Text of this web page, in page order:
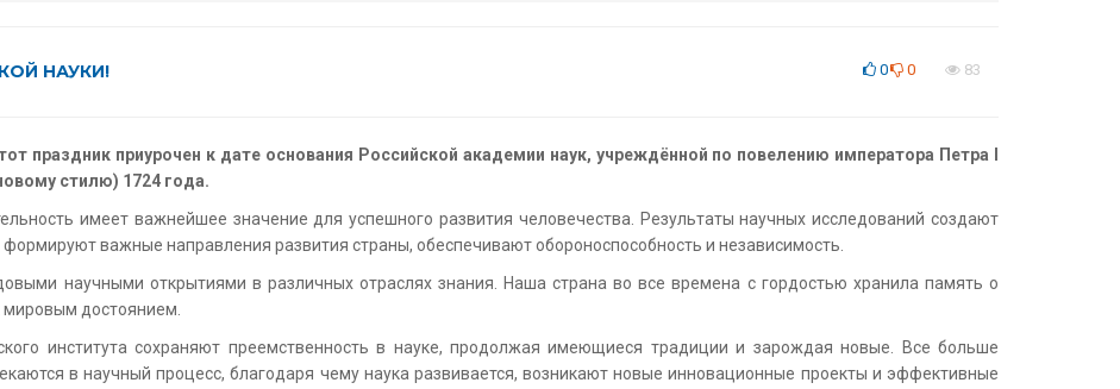
НАУКИ! 0 0 83
праздник приурочен к дате основания Российской академии наук, учреждённой по повелению императора Петра I
стилю) 1724 года.
имеет важнейшее значение для успешного развития человечества. Результаты научных исследований создают
важные направления развития страны, обеспечивают обороноспособность и независимость.
научными открытиями в различных отраслях знания. Наша страна во все времена с гордостью хранила память о
мировым достоянием.
института сохраняют преемственность в науке, продолжая имеющиеся традиции и зарождая новые. Все больше
в научный процесс, благодаря чему наука развивается, возникают новые инновационные проекты и эффективные